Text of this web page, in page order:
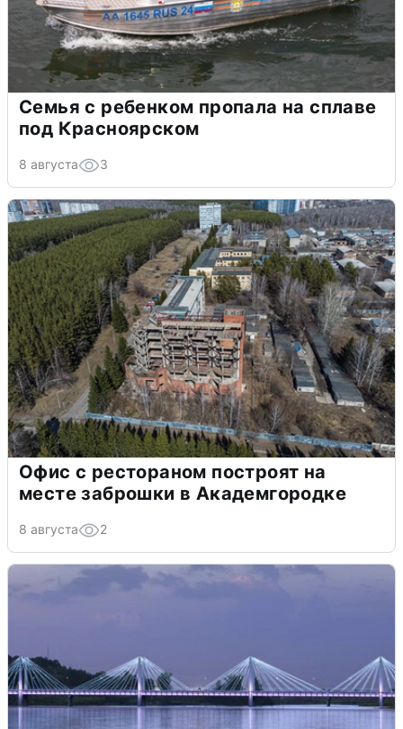
Семья с ребенком пропала на сплаве
под Красноярском
8 августа 3
Офис с рестораном построят на
месте заброшки в Академгородке
8 августа 2